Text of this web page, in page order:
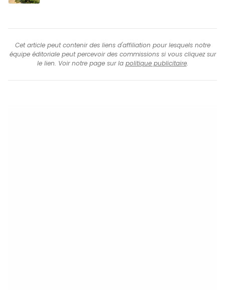
Cet article peut contenir des liens d'affiliation pour lesquels notre
équipe éditoriale peut percevoir des commissions si vous cliquez sur
le lien. Voir notre page sur la politique publicitaire.